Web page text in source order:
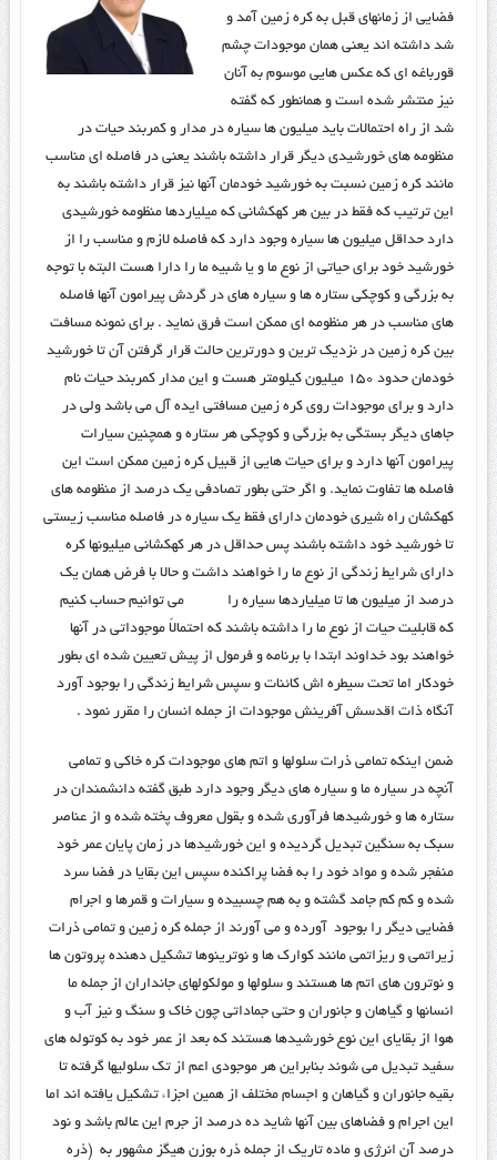
فضایی از زمانهای قبل به کره زمین آمد و
شد داشته اند یعنی همان موجودات چشم
قورباغه ای که عکس هایی موسوم به آنان
نیز منتشر شده است و همانطور که گفته
شد از راه احتمالات باید میلیون ها سیاره در مدار و کمربند حیات در
منظومه های خورشیدی دیگر قرار داشته باشند یعنی در فاصله ای مناسب
مانند کره زمین نسبت به خورشید خودمان آنها نیز قرار داشته باشند به
این ترتیب که فقط در بین هر کهکشانی که میلیاردها منظومه خورشیدی
دارد حداقل میلیون ها سیاره وجود دارد که فاصله لازم و مناسب را از
خورشید خود برای حیاتی از نوع ما و یا شبیه ما را دارا هست البته با توجه
به بزرگی و کوچکی ستاره ها و سیاره های در گردش پیرامون آنها فاصله
های مناسب در هر منظومه ای ممکن است فرق نماید . برای نمونه مسافت
بین کره زمین در نزدیک ترین و دورترین حالت قرار گرفتن آن تا خورشید
خودمان حدود ۱۵۰ میلیون کیلومتر هست و این مدار کمربند حیات نام
دارد و برای موجودات روی کره زمین مسافتی ایده آل می باشد ولی در
جاهای دیگر بستگی به بزرگی و کوچکی هر ستاره و همچنین سیارات
پیرامون آنها دارد و برای حیات هایی از قبیل کره زمین ممکن است این
فاصله ها تفاوت نماید. و اگر حتی بطور تصادفی یک درصد از منظومه های
کهکشان راه شیری خودمان دارای فقط یک سیاره در فاصله مناسب زیستی
تا خورشید خود داشته باشند پس حداقل در هر کهکشانی میلیونها کره
دارای شرایط زندگی از نوع ما را خواهند داشت و حالا با فرض همان یک
درصد از میلیون ها تا میلیاردها سیاره را می توانیم حساب کنیم
که قابلیت حیات از نوع ما را داشته باشند که احتمالاً موجوداتی در آنها
خواهند بود خداوند ابتدا با برنامه و فرمول از پیش تعیین شده ای بطور
خودکار اما تحت سیطره اش کائنات و سپس شرایط زندگی را بوجود آورد
آنگاه ذات اقدسش آفرینش موجودات از جمله انسان را مقرر نمود .
ضمن اینکه تمامی ذرات سلولها و اتم های موجودات کره خاکی و تمامی
آنچه در سیاره ما و سیاره های دیگر وجود دارد طبق گفته دانشمندان در
ستاره ها و خورشیدها فرآوری شده و بقول معروف پخته شده و از عناصر
سبک به سنگین تبدیل گردیده و این خورشیدها در زمان پایان عمر خود
منفجر شده و مواد خود را به فضا پراکنده سپس این بقایا در فضا سرد
شده و کم کم جامد گشته و به هم چسبیده و سیارات و قمرها و اجرام
فضایی دیگر را بوجود آورده و می آورند از جمله کره زمین و تمامی ذرات
زیراتمی و ریزاتمی مانند کوارک ها و نوترینوها تشکیل دهنده پروتون ها
و نوترون های اتم ها هستند و سلولها و مولکولهای جانداران از جمله ما
انسانها و گیاهان و جانوران و حتی جماداتی چون خاک و سنگ و نیز آب و
هوا از بقایای این نوع خورشیدها هستند که بعد از عمر خود به کوتوله های
سفید تبدیل می شوند بنابراین هر موجودی اعم از تک سلولیها گرفته تا
بقیه جانوران و گیاهان و اجسام مختلف از همین اجزاء تشکیل یافته اند اما
این اجرام و فضاهای بین آنها شاید ده درصد از جرم این عالم باشد و نود
درصد آن انرژی و ماده تاریک از جمله ذره بوزن هیگز مشهور به (ذره